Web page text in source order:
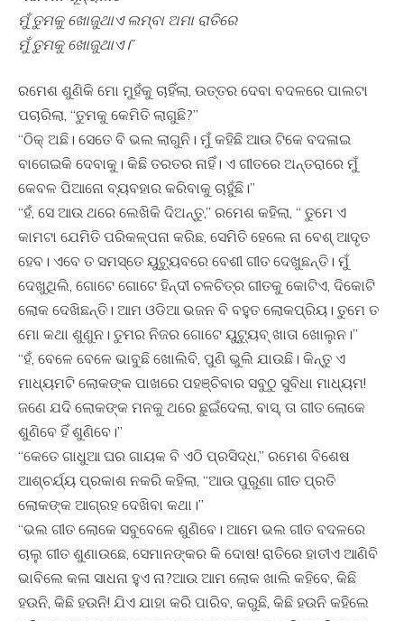
ମୁଁ ତୁମକୁ ଖୋଜୁଥାଏ ଲମ୍ବା ଅମା ରାତିରେ
ମୁଁ ତୁମକୁ ଖୋଜୁଥାଏ।”
ରମେଶ ଶୁଣିକି ମୋ ମୁହଁକୁ ଚାହିଁଲା, ଉତ୍ତର ଦେବା ବଦଳରେ ପାଲଟା
ପଚାରିଲା, “ତୁମକୁ କେମିତି ଲାଗୁଛି?”
“ଠିକ୍ ଅଛି। ସେତେ ବି ଭଲ ଲାଗୁନି। ମୁଁ କହିଛି ଆଉ ଟିକେ ବଦଳାଇ
ବାଗେଇକି ଦେବାକୁ। କିଛି ତରତର ନାହିଁ। ଏ ଗୀତରେ ଅନ୍ତରାରେ ମୁଁ
କେବଳ ପିଆନୋ ବ୍ୟବହାର କରିବାକୁ ଚାହୁଁଛି।”
“ହଁ, ସେ ଆଉ ଥରେ ଲେଖିକି ଦିଅନ୍ତୁ,” ରମେଶ କହିଲା, “ ତୁମେ ଏ
କାମଟା ଯେମିତି ପରିକଳ୍ପନା କରିଛ, ସେମିତି ହେଲେ ନା ବେଶ୍ ଆଦୃତ
ହେବ। ଏବେ ତ ସମସ୍ତେ ୟୁଟ୍ୟୁବରେ ବେଶୀ ଗୀତ ଦେଖୁଛନ୍ତି। ମୁଁ
ଦେଖୁଥିଲି, ଗୋଟେ ଗୋଟେ ହିନ୍ଦୀ ଚଳଚିତ୍ର ଗୀତକୁ କୋଟିଏ, ଦିକୋଟି
ଲୋକ ଦେଖିଛନ୍ତି। ଆମ ଓଡିଆ ଭଜନ ବି ବହୁତ ଲୋକପ୍ରିୟ। ତୁମେ ତ
ମୋ କଥା ଶୁଣୁନ। ତୁମର ନିଜର ଗୋଟେ ୟୁଟ୍ୟୁବ୍ ଖାତା ଖୋଲୁନ।”
“ହଁ, ବେଳେ ବେଳେ ଭାବୁଛି ଖୋଲିବି, ପୁଣି ଭୁଲି ଯାଉଛି। କିନ୍ତୁ ଏ
ମାଧ୍ୟମଟି ଲୋକଙ୍କ ପାଖରେ ପହଞ୍ଚିବାର ସବୁଠୁ ସୁବିଧା ମାଧ୍ୟମ!
ଜଣେ ଯଦି ଲୋକଙ୍କ ମନକୁ ଥରେ ଛୁଇଁଦେଲା, ବାସ୍, ତା ଗୀତ ଲୋକେ
ଶୁଣିବେ ହିଁ ଶୁଣିବେ।”
“କେତେ ଗାଧୁଆ ଘର ଗାୟକ ବି ଏଠି ପ୍ରସିଦ୍ଧ,” ରମେଶ ବିଶେଷ
ଆଶ୍ଚର୍ଯ୍ୟ ପ୍ରକାଶ ନକରି କହିଲା, “ଆଉ ପୁରୁଣା ଗୀତ ପ୍ରତି
ଲୋକଙ୍କ ଆଗ୍ରହ ଦେଖିବା କଥା।”
“ଭଲ ଗୀତ ଲୋକେ ସବୁବେଳେ ଶୁଣିବେ। ଆମେ ଭଲ ଗୀତ ବଦଳରେ
ଚାଲୁ ଗୀତ ଶୁଣାଉଛେ, ସେମାନଙ୍କର କି ଦୋଷ! ରାତିରେ ହାତୀଏ ଆଣିବି
ଭାବିଲେ କଳା ସାଧନା ହୁଏ ନା?ଆଉ ଆମ ଲୋକ ଖାଲି କହିବେ, କିଛି
ହଉନି, କିଛି ହଉନି! ଯିଏ ଯାହା କରି ପାରିବ, କରୁଛି, କିଛି ହଉନି କହିଲେ